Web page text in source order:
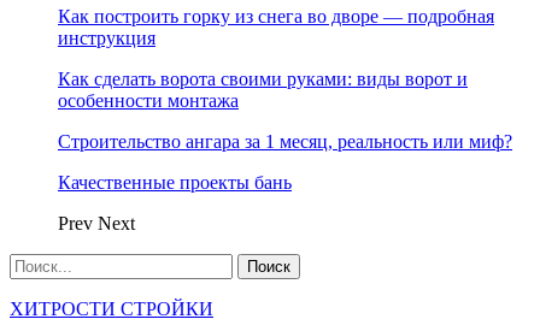
Как построить горку из снега во дворе — подробная
инструкция
Как сделать ворота своими руками: виды ворот и
особенности монтажа
Строительство ангара за 1 месяц, реальность или миф?
Качественные проекты бань
Prev Next
ХИТРОСТИ СТРОЙКИ